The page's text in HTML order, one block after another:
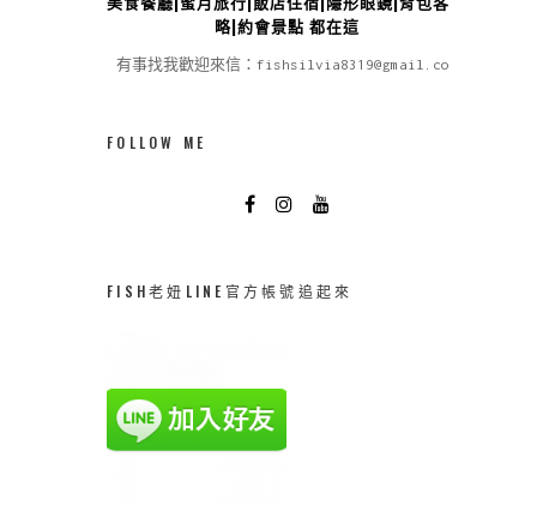
略|約會景點 都在這
有事找我歡迎來信：fishsilvia8319@gmail.com
FOLLOW ME
FISH老妞LINE官方帳號追起來